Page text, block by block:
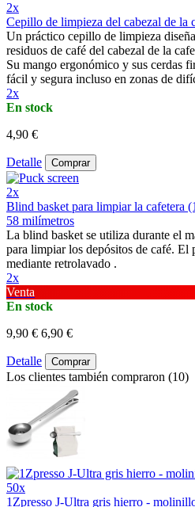
2x
Cepillo de limpieza del cabezal de la
Un práctico cepillo de limpieza
residuos de café del cabezal de la
Su mango ergonómico y sus cerdas
fácil y segura incluso en zonas de
2x
En stock
4,90 €
Detalle Comprar
2x
Blind basket para limpiar la cafetera
58 milímetros
La blind basket se utiliza durante el
para limpiar los depósitos de café. El
mediante retrolavado .
2x
Venta
En stock
9,90 € 6,90 €
Detalle Comprar
Los clientes también compraron (10)
50x
1Zpresso J-Ultra gris hierro -